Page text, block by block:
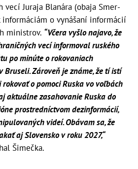
vecí Juraja Blanára (obaja Smer-
informáciám o vynášaní informácií
ministrov. “Včera vyšlo najavo, že
vecí informoval ruského
po minúte o rokovaniach
Bruseli. Zároveň je známe, že tí istí
o pomoci Ruska vo voľbách
aktuálne zasahovanie Ruska do
prostredníctvom dezinformácií,
videí. Obávam sa, že
aj Slovensko v roku 2027,“
Šimečka.